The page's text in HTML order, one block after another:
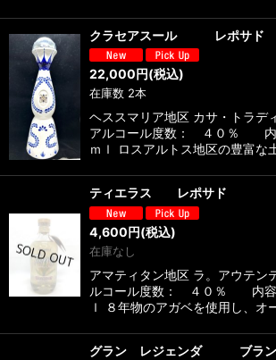
クラセアスール レポサド
22,000 円(税込)
在庫数 2本
ヘススマリア地区 カサ・トラデ
アルコール度数： ４０％ 内
ｍｌ ロスアルトス地区の豊富な
ティエラス レポサド
4,600円(税込)
在庫なし
アマティタン地区 ラ。アウテン
ルコール度数： ４０％ 内
ｌ ８年物のアガベを使用し、オ
グラン レジェンダ ブラ